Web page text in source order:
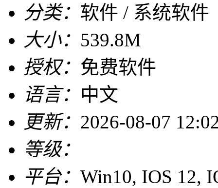
分类： 软件 / 系统软件
大小： 539.8M
授权： 免费软件
语言： 中文
更新： 2026-08-07
等级：
平台： Win10, IOS 12,